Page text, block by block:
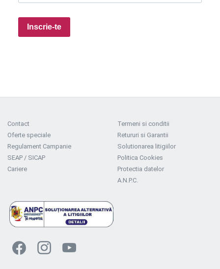
Inscrie-te
Contact
Oferte speciale
Regulament Campanie
SEAP / SICAP
Cariere
Termeni si conditii
Retururi si Garantii
Solutionarea litigiilor
Politica Cookies
Protectia datelor
A.N.P.C.